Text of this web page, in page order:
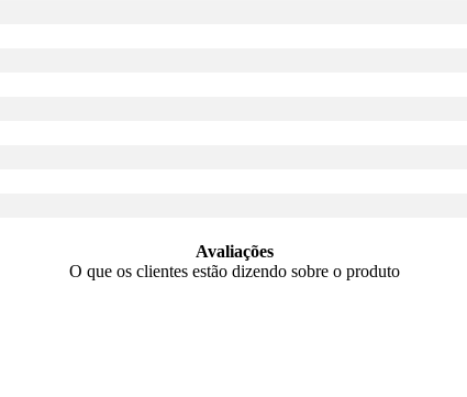
Avaliações
O que os clientes estão dizendo sobre o produto